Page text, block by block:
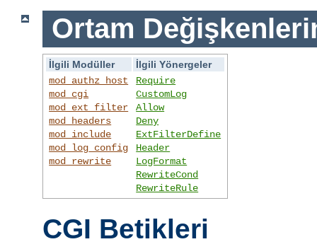
Ortam
İlgili Modüller
İlgili Yönergeler
mod_authz_host
mod_cgi
mod_ext_filter
mod_headers
mod_include
mod_log_config
mod_rewrite
Require
CustomLog
Allow
Deny
ExtFilterDefine
Header
LogFormat
RewriteCond
RewriteRule
CGI Betikleri